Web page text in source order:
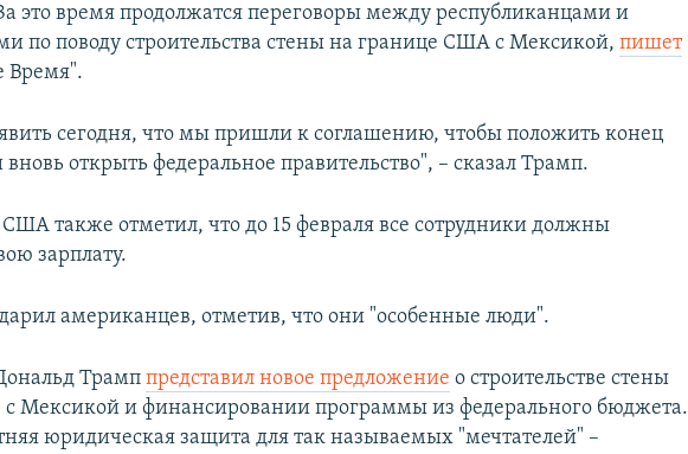
это время продолжатся переговоры между республиканцами и
по поводу строительства стены на границе США с Мексикой,пишет
Время".
сегодня, что мы пришли к соглашению, чтобы положить конец
открыть федеральное правительство", – сказал Трамп.
также отметил, что до 15 февраля все сотрудники должны
зарплату.
американцев, отметив, что они "особенные люди".
Трамппредставил новое предложение о строительстве стены
с Мексикой и финансировании программы из федерального бюджета.
юридическая защита для так называемых "мечтателей" –